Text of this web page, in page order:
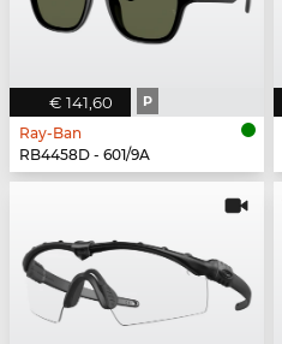
€ 141,60 P
Ray-Ban
RB4458D - 601/9A